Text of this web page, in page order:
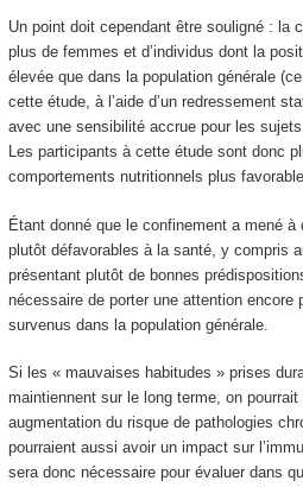
Un point doit cependant être souligné : la
plus de femmes et d’individus dont la
élevée que dans la population générale
cette étude, à l’aide d’un redressement
avec une sensibilité accrue pour les
Les participants à cette étude sont donc
comportements nutritionnels plus
Étant donné que le confinement a mené
plutôt défavorables à la santé, y compris
présentant plutôt de bonnes
nécessaire de porter une attention encore
survenus dans la population générale.
Si les « mauvaises habitudes » prises
maintiennent sur le long terme, on
augmentation du risque de pathologies
pourraient aussi avoir un impact sur
sera donc nécessaire pour évaluer dans